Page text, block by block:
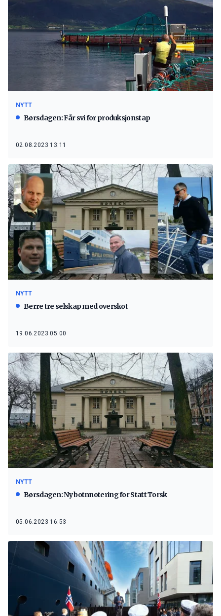
NYTT
Børsdagen: Får svi for produksjonstap
02.08.2023 13:11
NYTT
Berre tre selskap med overskot
19.06.2023 05:00
NYTT
Børsdagen: Ny botnnotering for Statt Torsk
05.06.2023 16:53